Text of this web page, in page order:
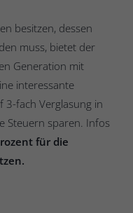
besitzen, dessen
muss, bietet der
Generation mit
interessante
3-fach Verglasung in
Steuern sparen. Infos
für die